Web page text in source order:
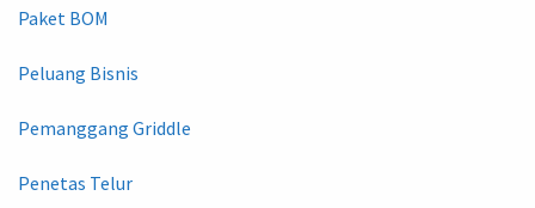
Paket BOM
Peluang Bisnis
Pemanggang Griddle
Penetas Telur